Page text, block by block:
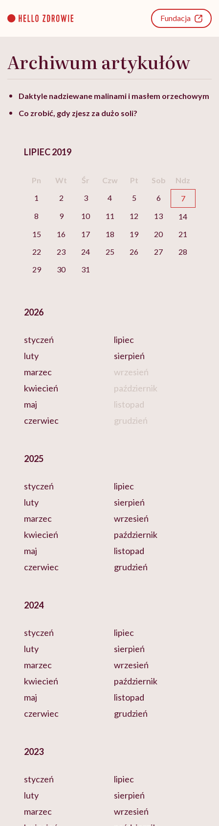
content
Fundacja
Archiwum artykułów
Daktyle nadziewane malinami i masłem orzechowym
Co zrobić, gdy zjesz za dużo soli?
LIPIEC 2019
Pn Wt Śr Czw Pt Sob
Ndz
1
2 3 4 5 6
7
8
9 10 11 12 13
14
15
16 17 18 19 20
21
22
23 24 25 26 27
28
29
30 31
2026
styczeń
luty
marzec
kwiecień
maj
czerwiec
lipiec
sierpień
wrzesień
październik
listopad
grudzień
2025
styczeń
luty
marzec
kwiecień
maj
czerwiec
lipiec
sierpień
wrzesień
październik
listopad
grudzień
2024
styczeń
luty
marzec
kwiecień
maj
czerwiec
lipiec
sierpień
wrzesień
październik
listopad
grudzień
2023
styczeń
luty
marzec
lipiec
sierpień
wrzesień